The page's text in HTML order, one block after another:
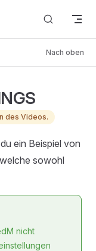
Nach oben
des Videos.
ein Beispiel von
sowohl
nicht